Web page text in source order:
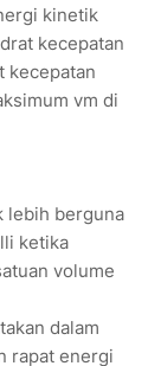
kinetik
kecepatan
kecepatan
vm di
lebih berguna
ketika
volume
dalam
rapat energi